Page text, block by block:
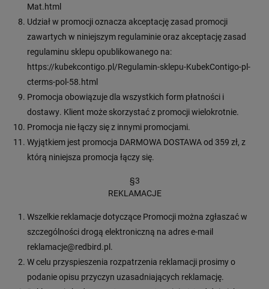
Mat.html
Udział w promocji oznacza akceptację zasad promocji
zawartych w niniejszym regulaminie oraz akceptację zasad
regulaminu sklepu opublikowanego na:
https://kubekcontigo.pl/Regulamin-sklepu-KubekContigo-pl-
cterms-pol-58.html
Promocja obowiązuje dla wszystkich form płatności i
dostawy. Klient może skorzystać z promocji wielokrotnie.
Promocja nie łączy się z innymi promocjami.
Wyjątkiem jest promocja DARMOWA DOSTAWA od 359 zł, z
którą niniejsza promocja łączy się.
§3
REKLAMACJE
Wszelkie reklamacje dotyczące Promocji można zgłaszać w
szczególności drogą elektroniczną na adres e-mail
reklamacje@redbird.pl.
W celu przyspieszenia rozpatrzenia reklamacji prosimy o
podanie opisu przyczyn uzasadniających reklamację.